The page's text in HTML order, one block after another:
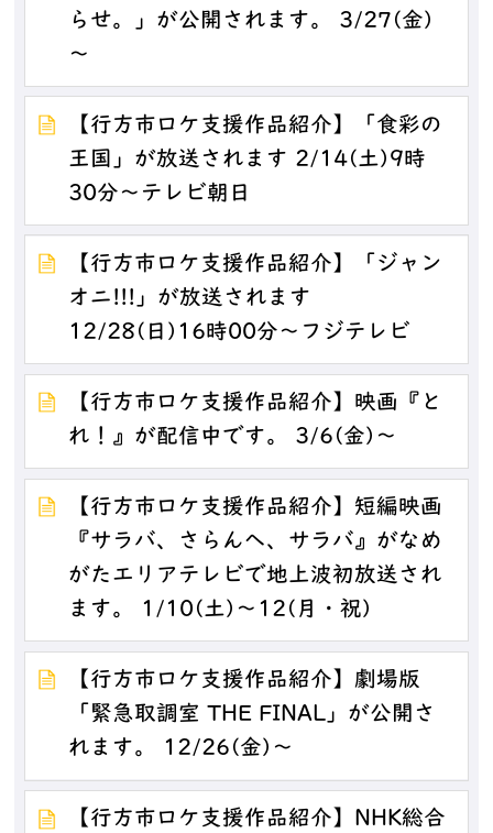
らせ。」が公開されます。 3/27(金)
～
【行方市ロケ支援作品紹介】「食彩の
王国」が放送されます 2/14(土)9時
30分～テレビ朝日
【行方市ロケ支援作品紹介】「ジャン
オニ!!!」が放送されます
12/28(日)16時00分～フジテレビ
【行方市ロケ支援作品紹介】映画『と
れ！』が配信中です。 3/6(金)～
【行方市ロケ支援作品紹介】短編映画
『サラバ、さらんへ、サラバ』がなめ
がたエリアテレビで地上波初放送され
ます。 1/10(土)～12(月・祝)
【行方市ロケ支援作品紹介】劇場版
「緊急取調室 THE FINAL」が公開さ
れます。 12/26(金)～
【行方市ロケ支援作品紹介】NHK総合